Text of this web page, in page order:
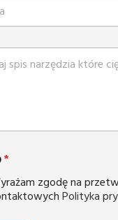
*
zgodę na
Polityka